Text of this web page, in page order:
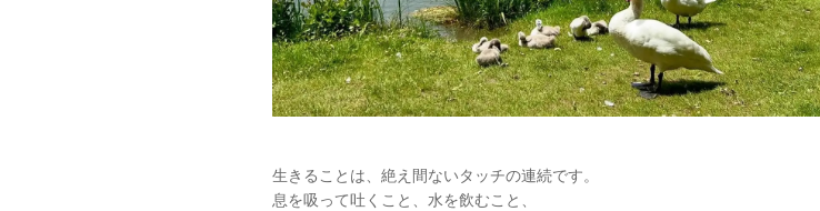
生きることは、絶え間ないタッチの連続です。
息を吸って吐くこと、水を飲むこと、